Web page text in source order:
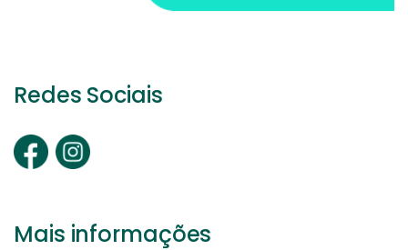
Redes Sociais
Mais informações